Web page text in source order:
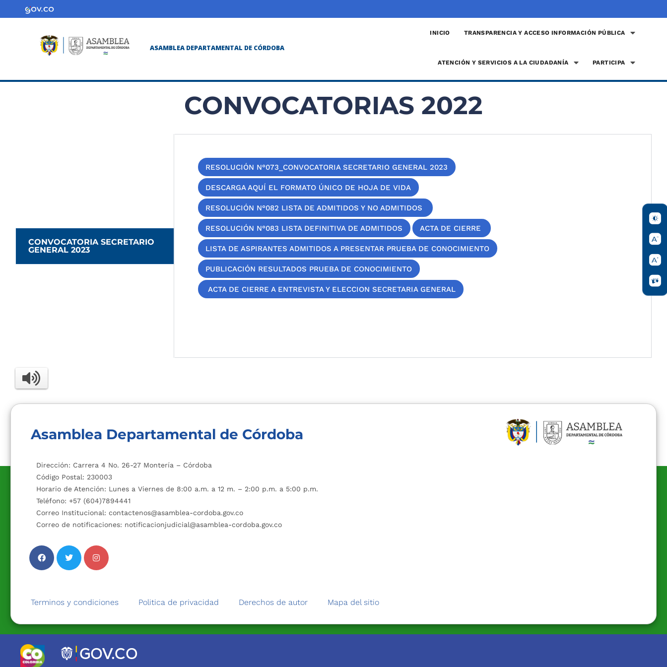
ASAMBLEA DEPARTAMENTAL DE CÓRDOBA
INICIO TRANSPARENCIA Y ACCESO INFORMACIÓN PÚBLICA
ATENCIÓN Y SERVICIOS A LA CIUDADANÍA PARTICIPA
CONVOCATORIAS 2022
CONVOCATORIA SECRETARIO
GENERAL 2023
RESOLUCIÓN N°073_CONVOCATORIA SECRETARIO GENERAL 2023
DESCARGA AQUÍ EL FORMATO ÚNICO DE HOJA DE VIDA
RESOLUCIÓN N°082 LISTA DE ADMITIDOS Y NO ADMITIDOS
RESOLUCIÓN N°083 LISTA DEFINITIVA DE ADMITIDOS ACTA DE CIERRE
LISTA DE ASPIRANTES ADMITIDOS A PRESENTAR PRUEBA DE CONOCIMIENTO
PUBLICACIÓN RESULTADOS PRUEBA DE CONOCIMIENTO
ACTA DE CIERRE A ENTREVISTA Y ELECCION SECRETARIA GENERAL
Asamblea Departamental de Córdoba
Dirección: Carrera 4 No. 26-27 Montería – Córdoba
Código Postal: 230003
Horario de Atención: Lunes a Viernes de 8:00 a.m. a 12 m. – 2:00 p.m. a 5:00 p.m.
Teléfono: +57 (604)7894441
Correo Institucional: contactenos@asamblea-cordoba.gov.co
Correo de notificaciones: notificacionjudicial@asamblea-cordoba.gov.co
Terminos y condiciones Politica de privacidad Derechos de autor Mapa del sitio